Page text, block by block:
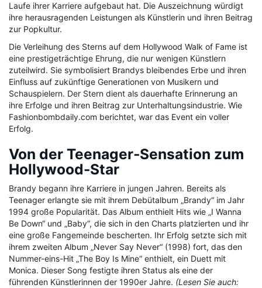
Laufe ihrer Karriere aufgebaut hat. Die Auszeichnung würdigt
ihre herausragenden Leistungen als Künstlerin und ihren Beitrag
zur Popkultur.
Die Verleihung des Sterns auf dem Hollywood Walk of Fame ist
eine prestigeträchtige Ehrung, die nur wenigen Künstlern
zuteilwird. Sie symbolisiert Brandys bleibendes Erbe und ihren
Einfluss auf zukünftige Generationen von Musikern und
Schauspielern. Der Stern dient als dauerhafte Erinnerung an
ihre Erfolge und ihren Beitrag zur Unterhaltungsindustrie. Wie
Fashionbombdaily.com berichtet, war das Event ein voller
Erfolg.
Von der Teenager-Sensation zum
Hollywood-Star
Brandy begann ihre Karriere in jungen Jahren. Bereits als
Teenager erlangte sie mit ihrem Debütalbum „Brandy“ im Jahr
1994 große Popularität. Das Album enthielt Hits wie „I Wanna
Be Down“ und „Baby“, die sich in den Charts platzierten und ihr
eine große Fangemeinde bescherten. Ihr Erfolg setzte sich mit
ihrem zweiten Album „Never Say Never“ (1998) fort, das den
Nummer-eins-Hit „The Boy Is Mine“ enthielt, ein Duett mit
Monica. Dieser Song festigte ihren Status als eine der
führenden Künstlerinnen der 1990er Jahre. (Lesen Sie auch: